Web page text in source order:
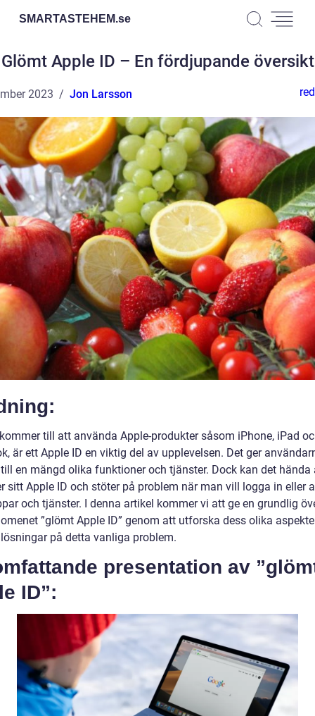
SMARTASTEHEM.se
Glömt Apple ID – En fördjupande översikt
2023 Jon Larsson
till att använda Apple-produkter såsom iPhone, iPad
är ett Apple ID en viktig del av upplevelsen. Det ger
en mängd olika funktioner och tjänster. Dock kan det hända
sitt Apple ID och stöter på problem när man vill logga in eller
och tjänster. I denna artikel kommer vi att ge en grundlig
”glömt Apple ID” genom att utforska dess olika
på detta vanliga problem.
presentation av
ID”: